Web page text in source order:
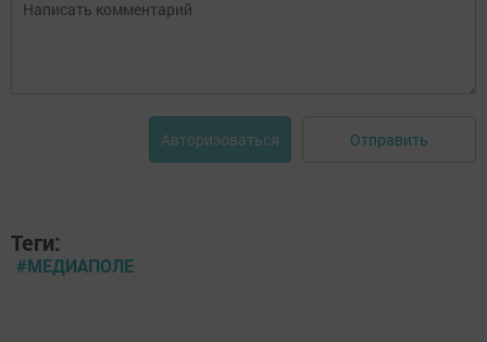
Авторизоваться Отправить
Теги:
#МЕДИАПОЛЕ